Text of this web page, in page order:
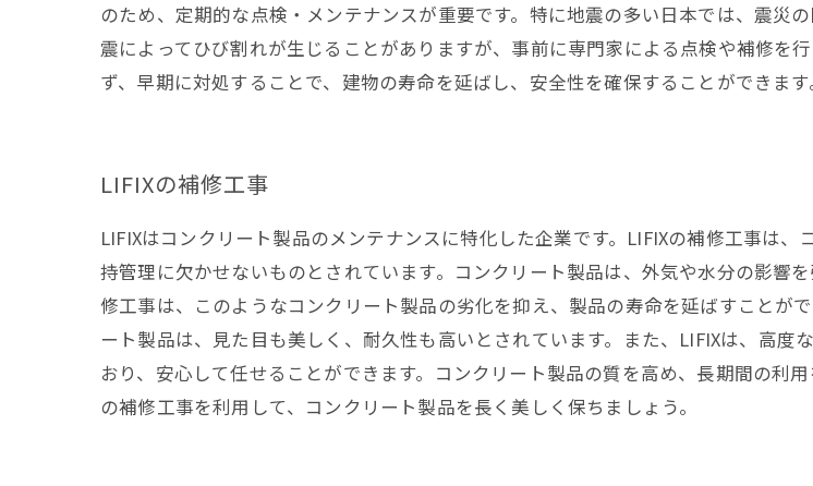
のため、定期的な点検・メンテナンスが重要です。特に地震の多い日本では、震災
震によってひび割れが生じることがありますが、事前に専門家による点検や補修を
ず、早期に対処することで、建物の寿命を延ばし、安全性を確保することができます
LIFIXの補修工事
LIFIXはコンクリート製品のメンテナンスに特化した企業です。LIFIXの補修工事は
持管理に欠かせないものとされています。コンクリート製品は、外気や水分の影響
修工事は、このようなコンクリート製品の劣化を抑え、製品の寿命を延ばすことが
ート製品は、見た目も美しく、耐久性も高いとされています。また、LIFIXは、高
おり、安心して任せることができます。コンクリート製品の質を高め、長期間の利
の補修工事を利用して、コンクリート製品を長く美しく保ちましょう。